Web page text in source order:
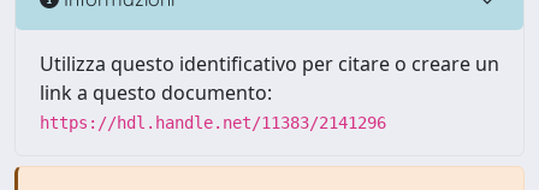
Utilizza questo identificativo per citare o creare un
link a questo documento:
https://hdl.handle.net/11383/2141296